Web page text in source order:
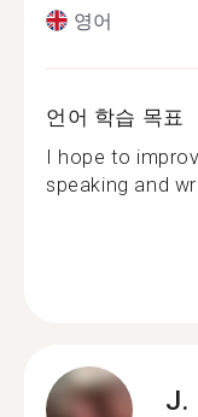
영어
언어 학습 목표
I hope to
speaking and
J.